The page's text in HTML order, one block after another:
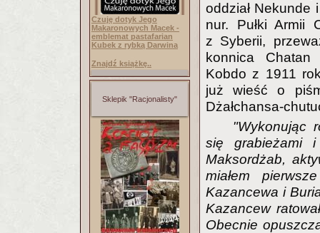
Czuję dotyk Jego
Makaronowych Macek -
emblemat pastafarian
Kubek z rybką Darwina
Znajdź książkę..
Sklepik "Racjonalisty"
oddział Nekunde
nur. Pułki Armii
z Syberii,
konnica Chatan
Kobdo z 1911
już wieść o
Dżałchansa-
"Wykonując
się grabieżami
Maksordżab,
miałem
Kazancewa i
Kazancew
Obecnie